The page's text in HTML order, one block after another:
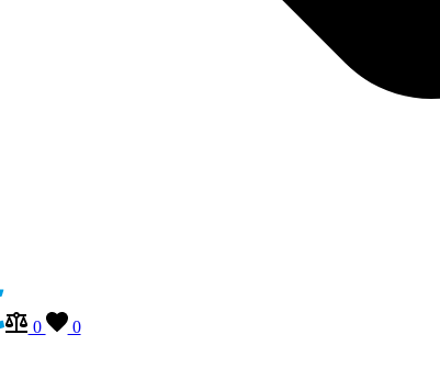
0
0